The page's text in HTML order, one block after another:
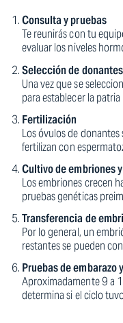
Consulta y pruebas
Te reunirás con tu
evaluar los niveles
Selección de
Una vez que se
para establecer la
Fertilización
Los óvulos de
fertilizan con
Cultivo de embriones
Los embriones crecen
pruebas genéticas
Transferencia de
Por lo general, un
restantes se pueden
Pruebas de embarazo
Aproximadamente 9 a
determina si el ciclo